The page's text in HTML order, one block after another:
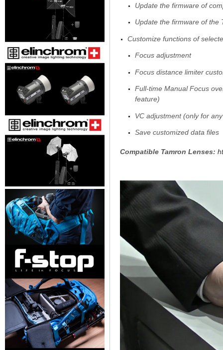
Update the firmware of
Update the firmware of the
Customize functions of
Focus adjustment
Focus distance limiter
Full-time Manual Focus
feature)
VC adjustment (only for
Save customized data files
Compatible Tamron Lenses: